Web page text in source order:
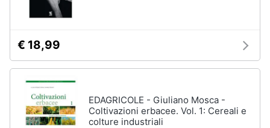
€ 18,99
EDAGRICOLE - Giuliano Mosca -
Coltivazioni erbacee. Vol. 1: Cereali e
colture industriali